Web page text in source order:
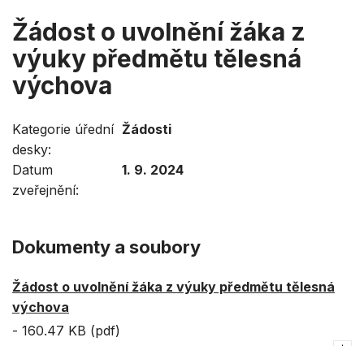
Žádost o uvolnění žáka z
výuky předmětu tělesná
výchova
Kategorie úřední
desky
Žádosti
Datum
zveřejnění
1. 9. 2024
Dokumenty a soubory
Žádost o uvolnění žáka z výuky předmětu tělesná
výchova
- 160.47 KB (pdf)